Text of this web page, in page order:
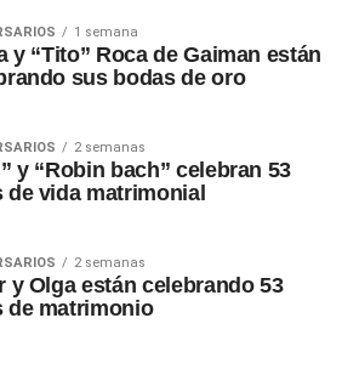
1 semana
y “Tito” Roca de Gaiman están
sus bodas de oro
2 semanas
y “Robin bach” celebran 53
de vida matrimonial
2 semanas
y Olga están celebrando 53
de matrimonio